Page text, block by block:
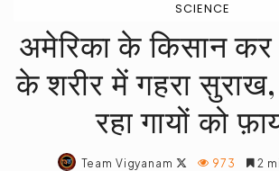
SCIENCE
अमेरिका के किसान कर
के शरीर में गहरा
रहा गायों को
Team Vigyanam
Follow
973 2